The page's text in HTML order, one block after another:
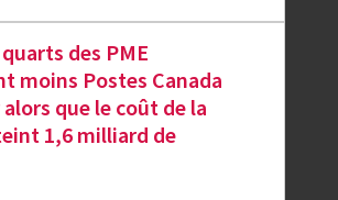
des PME
moins Postes Canada
alors que le coût de la
1,6 milliard de